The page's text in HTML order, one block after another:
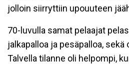
jolloin siirryttiin upouuteen
70-luvulla samat pelaajat
jalkapalloa ja pesäpalloa, sekä
Talvella tilanne oli helpompi,